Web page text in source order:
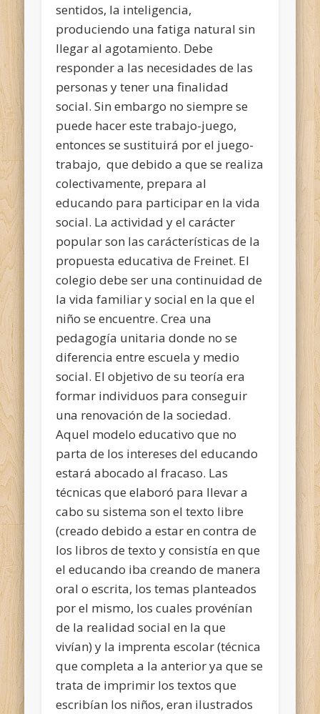
sentidos, la inteligencia,
produciendo una fatiga natural sin
llegar al agotamiento. Debe
responder a las necesidades de las
personas y tener una finalidad
social. Sin embargo no siempre se
puede hacer este trabajo-juego,
entonces se sustituirá por el juego-
trabajo, que debido a que se realiza
colectivamente, prepara al
educando para participar en la vida
social. La actividad y el carácter
popular son las carácterísticas de la
propuesta educativa de Freinet. El
colegio debe ser una continuidad de
la vida familiar y social en la que el
niño se encuentre. Crea una
pedagogía unitaria donde no se
diferencia entre escuela y medio
social. El objetivo de su teoría era
formar individuos para conseguir
una renovación de la sociedad.
Aquel modelo educativo que no
parta de los intereses del educando
estará abocado al fracaso. Las
técnicas que elaboró para llevar a
cabo su sistema son el texto libre
(creado debido a estar en contra de
los libros de texto y consistía en que
el educando iba creando de manera
oral o escrita, los temas planteados
por el mismo, los cuales provénían
de la realidad social en la que
vivían) y la imprenta escolar (técnica
que completa a la anterior ya que se
trata de imprimir los textos que
escribían los niños, eran ilustrados